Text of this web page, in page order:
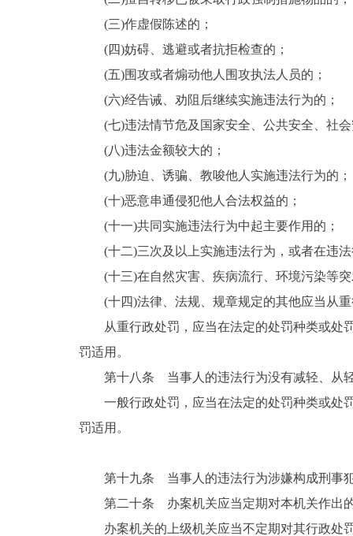
(三)作虚假陈述的；
(四)妨碍、逃避或者抗拒检查的；
(五)围攻或者煽动他人围攻执法人员的；
(六)经告诫、劝阻后继续实施违法行为的；
(七)违法情节危及国家安全、公共安全、社
(八)违法金额较大的；
(九)胁迫、诱骗、教唆他人实施违法行为的；
(十)恶意串通侵犯他人合法权益的；
(十一)共同实施违法行为中起主要作用的；
(十二)三次及以上实施违法行为，或者在违
(十三)在自然灾害、疾病流行、环境污染等
(十四)法律、法规、规章规定的其他应当从
从重行政处罚，应当在法定的处罚种类或处
罚适用。
第十八条 当事人的违法行为没有减轻、从
一般行政处罚，应当在法定的处罚种类或处
罚适用。
第十九条 当事人的违法行为涉嫌构成刑事
第二十条 办案机关应当定期对本机关作出
办案机关的上级机关应当不定期对其行政处